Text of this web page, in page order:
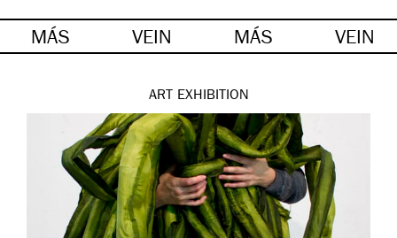
MÁS VEIN MÁS VEIN
ART EXHIBITION